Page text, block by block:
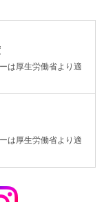
は厚生労働省より適
は厚生労働省より適